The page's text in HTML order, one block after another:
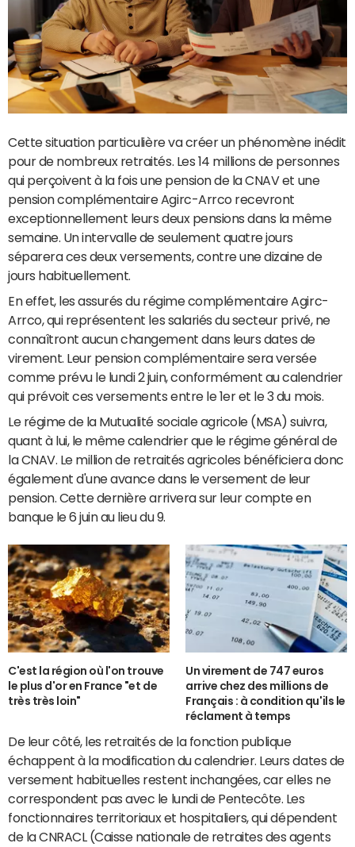
Cette situation particulière va créer un phénomène inédit
pour de nombreux retraités. Les 14 millions de personnes
qui perçoivent à la fois une pension de la CNAV et une
pension complémentaire Agirc-Arrco recevront
exceptionnellement leurs deux pensions dans la même
semaine. Un intervalle de seulement quatre jours
séparera ces deux versements, contre une dizaine de
jours habituellement.
En effet, les assurés du régime complémentaire Agirc-
Arrco, qui représentent les salariés du secteur privé, ne
connaîtront aucun changement dans leurs dates de
virement. Leur pension complémentaire sera versée
comme prévu le lundi 2 juin, conformément au calendrier
qui prévoit ces versements entre le 1er et le 3 du mois.
Le régime de la Mutualité sociale agricole (MSA) suivra,
quant à lui, le même calendrier que le régime général de
la CNAV. Le million de retraités agricoles bénéficiera donc
également d'une avance dans le versement de leur
pension. Cette dernière arrivera sur leur compte en
banque le 6 juin au lieu du 9.
C'est la région où l'on trouve
le plus d'or en France "et de
très très loin"
Un virement de 747 euros
arrive chez des millions de
Français : à condition qu'ils le
réclament à temps
De leur côté, les retraités de la fonction publique
échappent à la modification du calendrier. Leurs dates de
versement habituelles restent inchangées, car elles ne
correspondent pas avec le lundi de Pentecôte. Les
fonctionnaires territoriaux et hospitaliers, qui dépendent
de la CNRACL (Caisse nationale de retraites des agents